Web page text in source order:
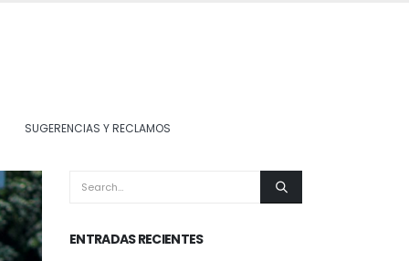
SUGERENCIAS Y RECLAMOS
ENTRADAS RECIENTES